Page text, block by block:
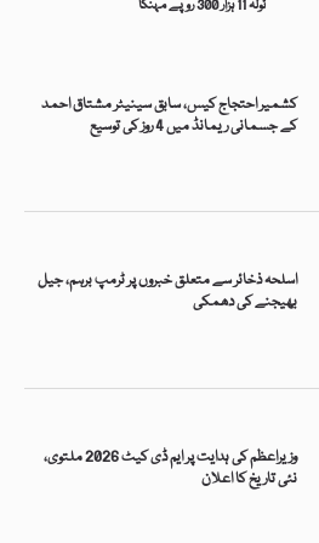
کشمیر احتجاج کیس، سابق سینیٹر مشتاق احمد
کے جسمانی ریمانڈ میں 4 روز کی توسیع
اسلحہ ذخائر سے متعلق خبروں پر ٹرمپ برہم، جیل
بھیجنے کی دھمکی
وزیراعظم کی ہدایت پر ایم ڈی کیٹ 2026 ملتوی،
نئی تاریخ کا اعلان
تولہ 11 ہزار 300 روپے مہنگا